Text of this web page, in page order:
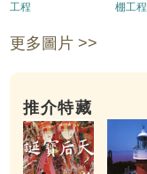
工程
棚工程
更多圖片 >>
推介特藏